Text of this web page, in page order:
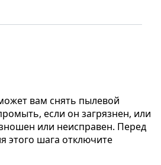
вам снять пылевой
если он загрязнен, или
или неисправен. Перед
этого шага отключите